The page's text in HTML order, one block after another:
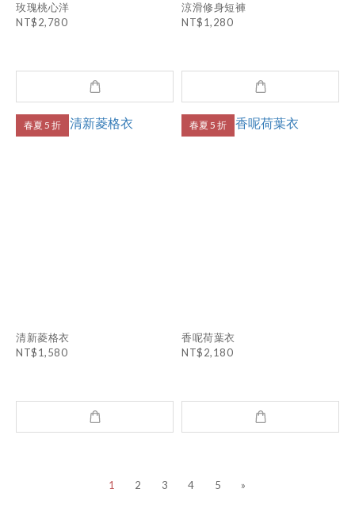
玫瑰桃心洋
NT$2,780
涼滑修身短褲
NT$1,280
春夏 5 折
清新菱格衣
NT$1,580
春夏 5 折
香呢荷葉衣
NT$2,180
1 2 3 4 5 »